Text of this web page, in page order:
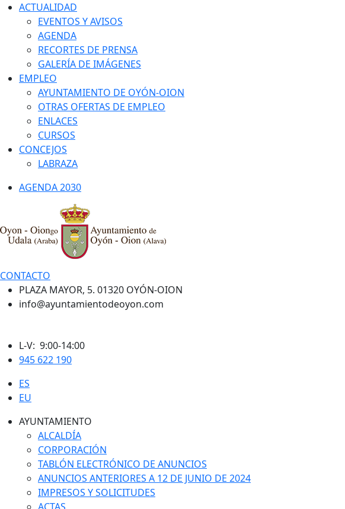
ACTUALIDAD
EVENTOS Y AVISOS
AGENDA
RECORTES DE PRENSA
GALERÍA DE IMÁGENES
EMPLEO
AYUNTAMIENTO DE OYÓN-OION
OTRAS OFERTAS DE EMPLEO
ENLACES
CURSOS
CONCEJOS
LABRAZA
AGENDA 2030
CONTACTO
PLAZA MAYOR, 5. 01320 OYÓN-OION
info@ayuntamientodeoyon.com
L-V: 9:00-14:00
945 622 190
ES
EU
AYUNTAMIENTO
ALCALDÍA
CORPORACIÓN
TABLÓN ELECTRÓNICO DE ANUNCIOS
ANUNCIOS ANTERIORES A 12 DE JUNIO DE 2024
IMPRESOS Y SOLICITUDES